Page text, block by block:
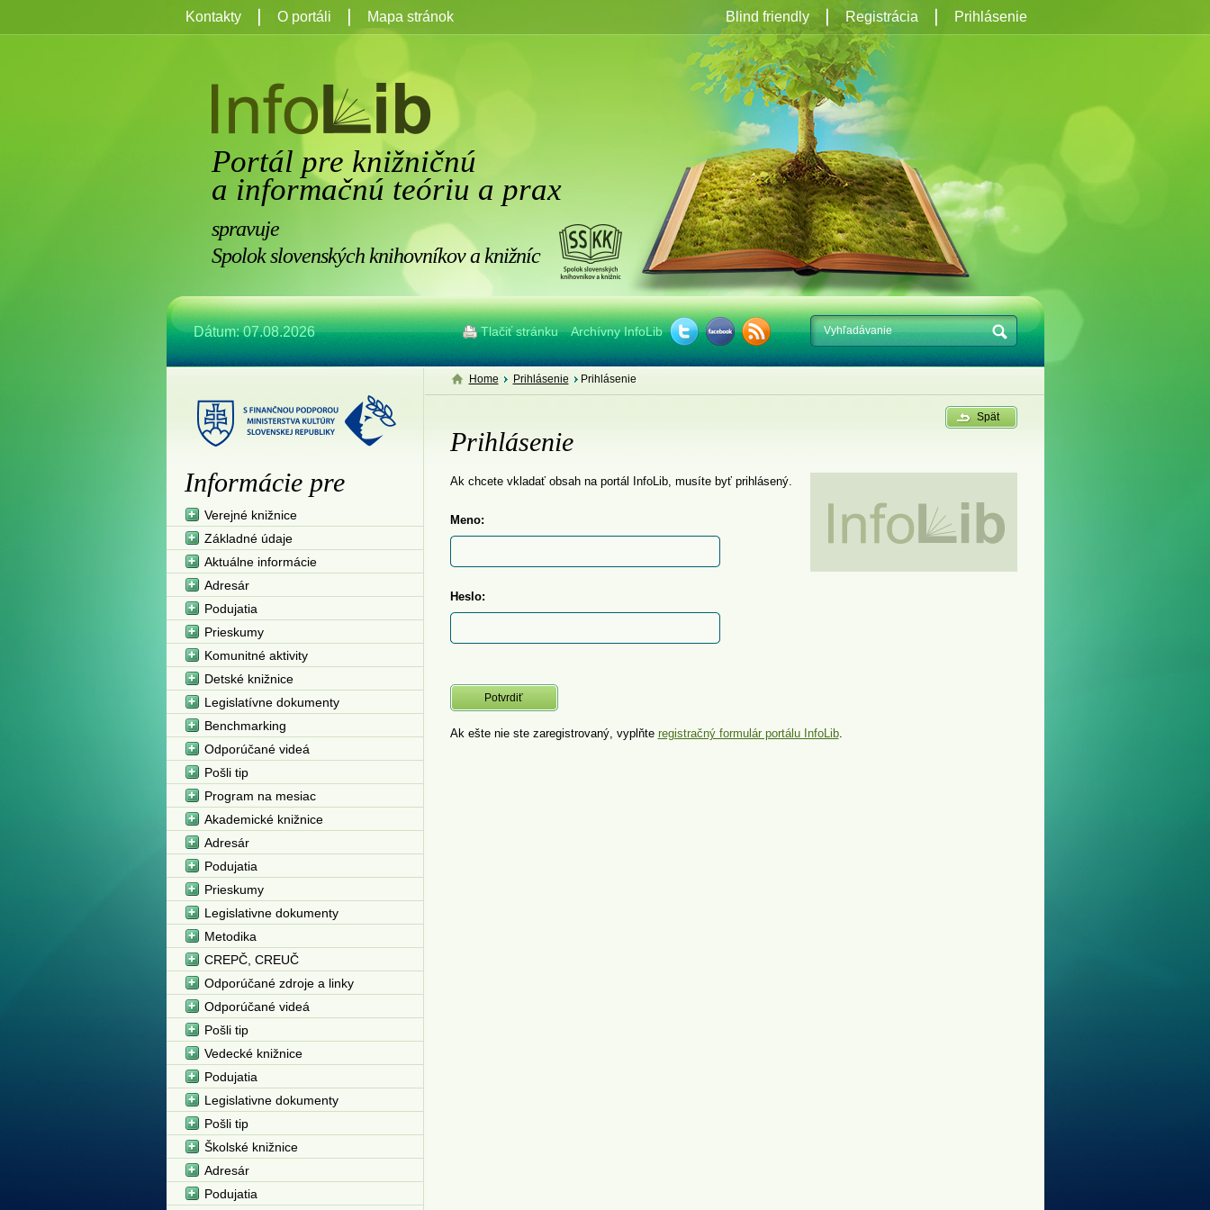
Portál pre knižničnú
a informačnú teóriu a prax
spravuje
Spolok slovenských knihovníkov a knižníc
Dátum: 07.08.2026 Tlačiť stránku Archívny InfoLib
Kontakty O portáli Mapa stránok Registrácia Prihlásenie
Blind friendly
Home Prihlásenie Prihlásenie
Spät
Prihlásenie
Ak chcete vkladať obsah na portál InfoLib, musíte byť prihlásený.
Meno:
Heslo:
Ak ešte nie ste zaregistrovaný, vyplňte registračný formulár portálu InfoLib.
Informácie pre
Verejné knižnice
Základné údaje
Aktuálne informácie
Adresár
Podujatia
Prieskumy
Komunitné aktivity
Detské knižnice
Legislatívne dokumenty
Benchmarking
Odporúčané videá
Pošli tip
Program na mesiac
Akademické knižnice
Adresár
Podujatia
Prieskumy
Legislativne dokumenty
Metodika
CREPČ, CREUČ
Odporúčané zdroje a linky
Odporúčané videá
Pošli tip
Vedecké knižnice
Podujatia
Legislativne dokumenty
Pošli tip
Školské knižnice
Adresár
Podujatia